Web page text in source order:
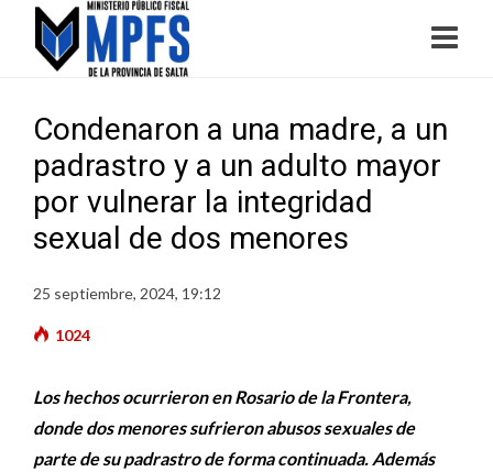
Condenaron a una madre, a un
padrastro y a un adulto mayor
por vulnerar la integridad
sexual de dos menores
25 septiembre, 2024, 19:12
1024
Los hechos ocurrieron en Rosario de la Frontera,
donde dos menores sufrieron abusos sexuales de
parte de su padrastro de forma continuada. Además